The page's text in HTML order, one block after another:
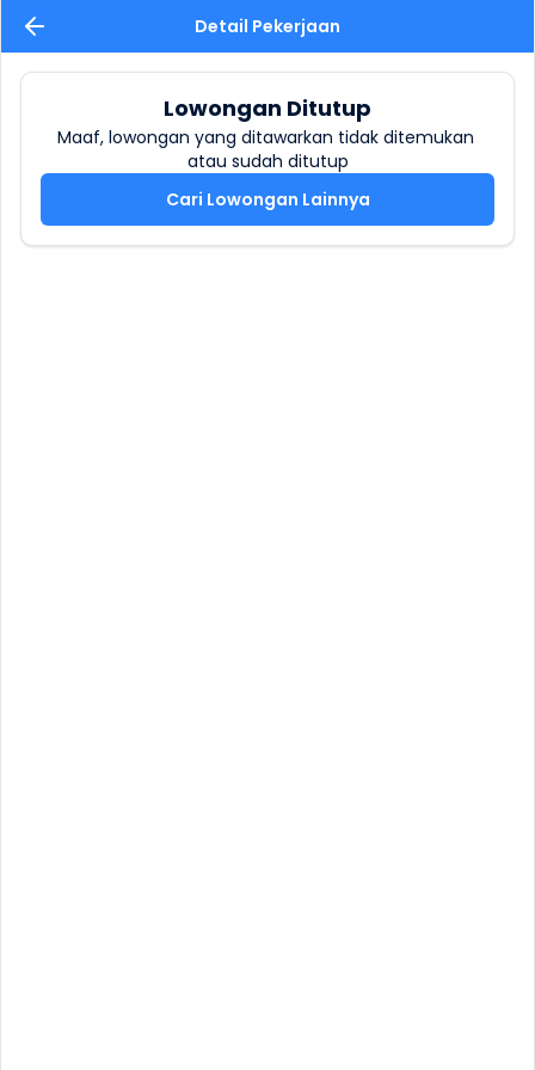
Detail Pekerjaan
Lowongan Ditutup
Maaf, lowongan yang ditawarkan tidak ditemukan
atau sudah ditutup
Cari Lowongan Lainnya